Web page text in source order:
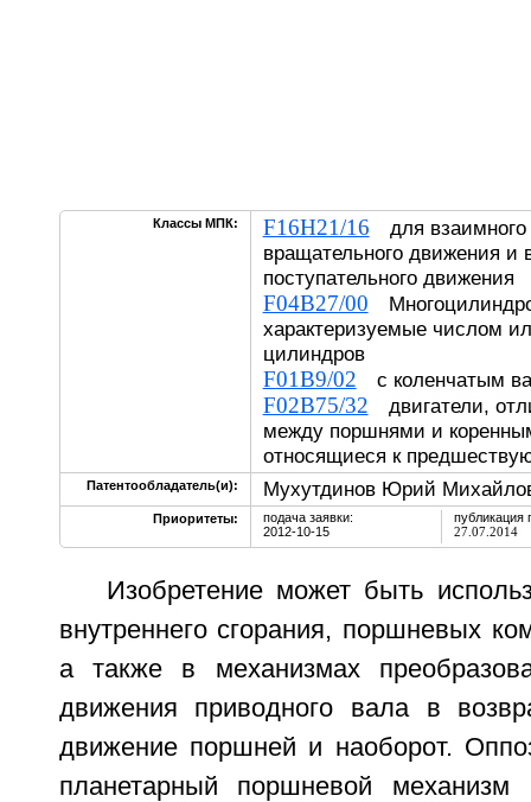
Классы МПК: F16H21/16 для взаимного
вращательного движения и
поступательного
F04B27/00
характеризуемые числом
цилиндров
F01B9/02 с коленчатым
F02B75/32 двигатели,
между поршнями и
относящиеся к
Патентообладатель(и): Мухутдинов Юрий
Приоритеты:
подача заявки:
2012-10-15
публикация
27.07.2014
Изобретение может быть
внутреннего сгорания, поршневых
а также в механизмах
движения приводного вала в
движение поршней и наоборот.
планетарный поршневой механизм